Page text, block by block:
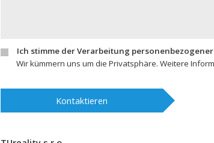
Ich stimme der Verarbeitung personenbezogener
Wir kümmern uns um die Privatsphäre. Weitere
Kontaktieren